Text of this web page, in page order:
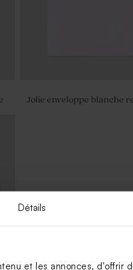
Détails
et les annonces, d'offrir
Jolie enveloppe blanche